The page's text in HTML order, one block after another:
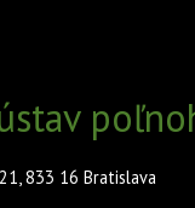
833 16 Bratislava